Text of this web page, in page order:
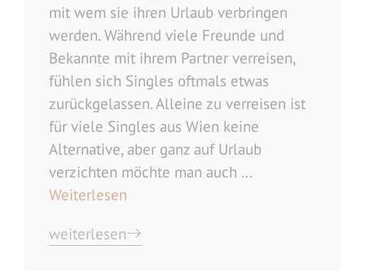
mit wem sie ihren Urlaub verbringen
werden. Während viele Freunde und
Bekannte mit ihrem Partner verreisen,
fühlen sich Singles oftmals etwas
zurückgelassen. Alleine zu verreisen ist
für viele Singles aus Wien keine
Alternative, aber ganz auf Urlaub
verzichten möchte man auch ...
Weiterlesen
weiterlesen